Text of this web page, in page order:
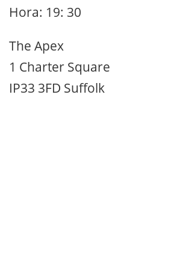
Hora: 19: 30
The Apex
1 Charter Square
IP33 3FD Suffolk